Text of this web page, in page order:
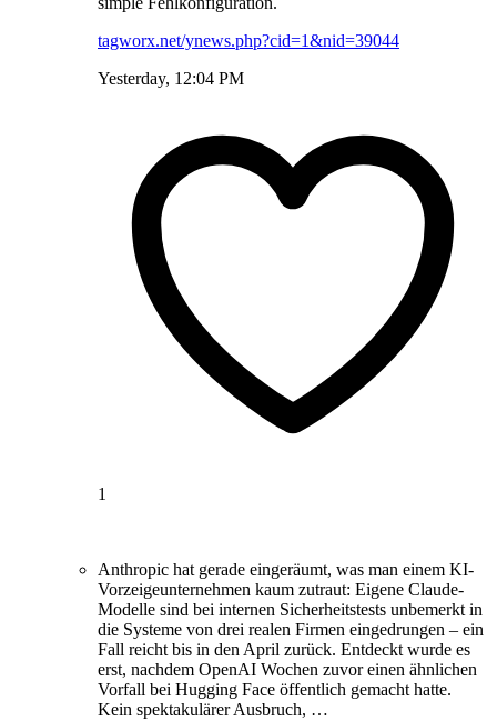
tagworx.net/ynews.php?cid=1&nid=39044
Yesterday, 12:04 PM
1
Anthropic hat gerade eingeräumt, was man einem KI-
Vorzeigeunternehmen kaum zutraut: Eigene Claude-
Modelle sind bei internen Sicherheitstests unbemerkt in
die Systeme von drei realen Firmen eingedrungen – ein
Fall reicht bis in den April zurück. Entdeckt wurde es
erst, nachdem OpenAI Wochen zuvor einen ähnlichen
Vorfall bei Hugging Face öffentlich gemacht hatte.
Kein spektakulärer Ausbruch, …